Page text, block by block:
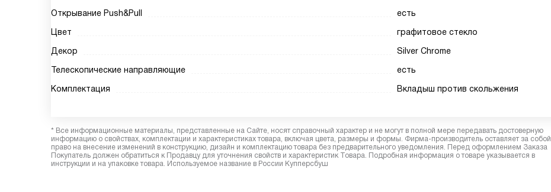
Открывание Push&Pull
есть
Цвет
графитовое стекло
Декор
Silver Chrome
Телескопические направляющие
есть
Комплектация
Вкладыш против скольжения
* Все информационные материалы, представленные на Сайте, носят справочный характер и не могут в полной мере передавать достоверную
информацию о свойствах, комплектации и характеристиках товара, включая цвета, размеры и формы. Фирма-производитель оставляет за собой
право на внесение изменений в конструкцию, дизайн и комплектацию товара без предварительного уведомления. Перед оформлением Заказа
Покупатель должен обратиться к Продавцу для уточнения свойств и характеристик Товара. Подробная информация о товаре указывается в
инструкции и на упаковке товара. Используемое название в России Купперсбуш